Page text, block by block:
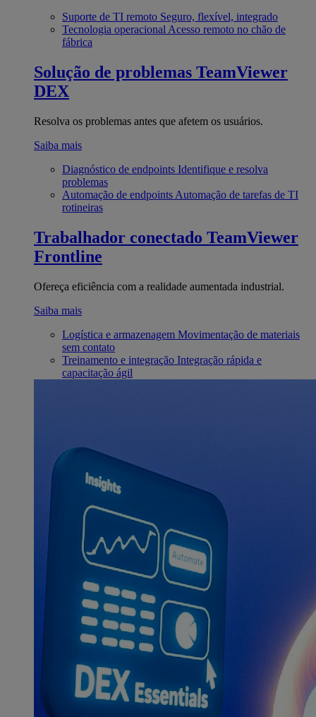
Suporte de TI remoto Seguro, flexível, integrado
Tecnologia operacional Acesso remoto no chão de
fábrica
Solução de problemas TeamViewer
DEX
Resolva os problemas antes que afetem os usuários.
Saiba mais
Diagnóstico de endpoints Identifique e resolva
problemas
Automação de endpoints Automação de tarefas de TI
rotineiras
Trabalhador conectado TeamViewer
Frontline
Ofereça eficiência com a realidade aumentada industrial.
Saiba mais
Logística e armazenagem Movimentação de materiais
sem contato
Treinamento e integração Integração rápida e
capacitação ágil